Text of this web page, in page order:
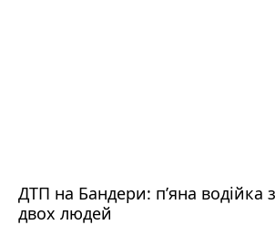
ДТП на Бандери: пʼяна водійка
двох людей